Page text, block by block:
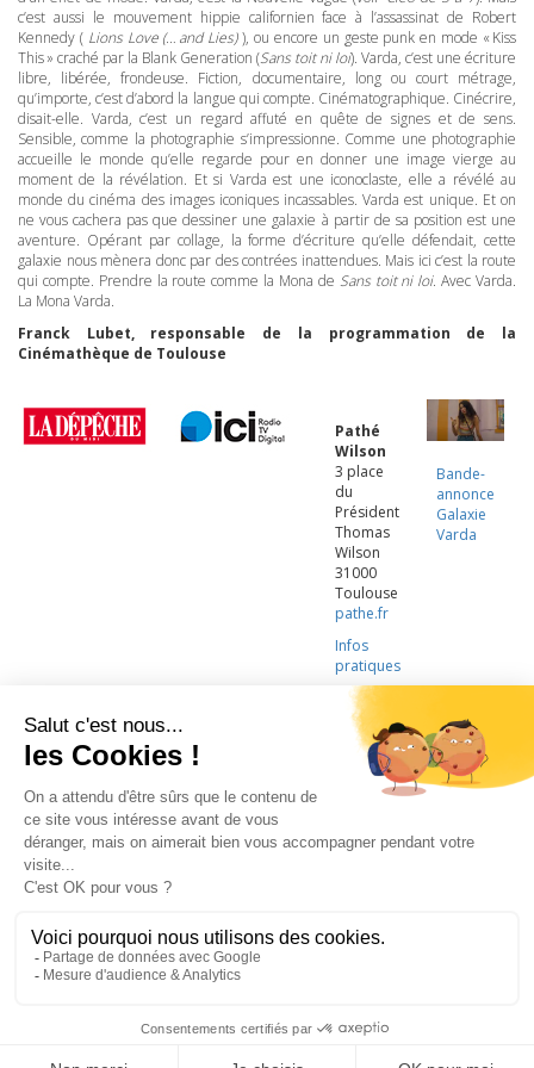
c’est aussi le mouvement hippie californien face à l’assassinat de Robert
Kennedy ( Lions Love (… and Lies)), ou encore un geste punk en mode « Kiss
This » craché par la Blank Generation (Sans toit ni loi). Varda, c’est une écriture
libre, libérée, frondeuse. Fiction, documentaire, long ou court métrage,
qu’importe, c’est d’abord la langue qui compte. Cinématographique. Cinécrire,
disait-elle. Varda, c’est un regard affuté en quête de signes et de sens.
Sensible, comme la photographie s’impressionne. Comme une photographie
accueille le monde qu’elle regarde pour en donner une image vierge au
moment de la révélation. Et si Varda est une iconoclaste, elle a révélé au
monde du cinéma des images iconiques incassables. Varda est unique. Et on
ne vous cachera pas que dessiner une galaxie à partir de sa position est une
aventure. Opérant par collage, la forme d’écriture qu’elle défendait, cette
galaxie nous mènera donc par des contrées inattendues. Mais ici c’est la route
qui compte. Prendre la route comme la Mona de Sans toit ni loi. Avec Varda.
La Mona Varda.
Franck Lubet, responsable de la programmation de la
Cinémathèque de Toulouse
Pathé
Wilson
3 place
du
Président
Thomas
Wilson
31000
Toulouse
pathe.fr
Infos
pratiques
Bande-
annonce
Galaxie
Varda
LA CINÉMATHÈQUE · CONTACTS · LETTRE D'INFORMATION ·
PARTENAIRES
MENTIONS LÉGALES
La Cinémathèque de Toulouse
La Cinémathèque de Toulouse © 2015. Tous droits réservés.